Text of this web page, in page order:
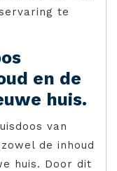
te
en de
huis.
van
de inhoud
huis. Door dit